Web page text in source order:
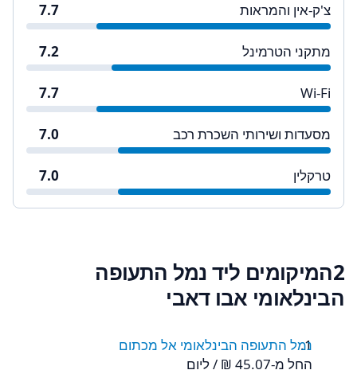
צ'ק-אין והמראות 7.7
מתקני הטרמינל 7.2
Wi-Fi
7.7
מסעדות ושירותי השכרת רכב 7.0
טרקלין 7.0
2המיקומים ליד נמל התעופה
הבינלאומי אבו דאבי
נמל התעופה הבינלאומי אל מכתום
החל מ-‏45.07 ‏₪ / ליום